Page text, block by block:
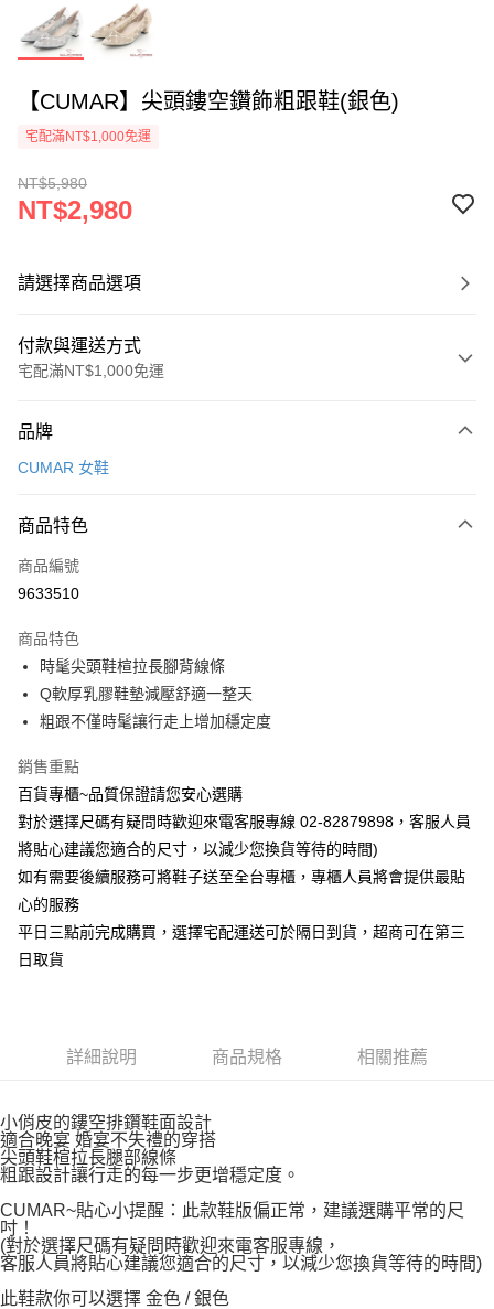
【CUMAR】尖頭鏤空鑽飾粗跟鞋(銀色)
宅配滿NT$1,000免運
NT$5,980
NT$2,980
請選擇商品選項
付款與運送方式
宅配滿NT$1,000免運
信用卡一次付款
Apple Pay
街口支付
宅配
每筆NT$90，滿NT$1,000(含以上)免運費
品牌
CUMAR 女鞋
商品特色
商品編號
9633510
商品特色
時髦尖頭鞋楦拉長腳背線條
Q軟厚乳膠鞋墊減壓舒適一整天
粗跟不僅時髦讓行走上增加穩定度
銷售重點
百貨專櫃~品質保證請您安心選購
對於選擇尺碼有疑問時歡迎來電客服專線 02-82879898，客服人員
將貼心建議您適合的尺寸，以減少您換貨等待的時間)
如有需要後續服務可將鞋子送至全台專櫃，專櫃人員將會提供最貼
心的服務
平日三點前完成購買，選擇宅配運送可於隔日到貨，超商可在第三
日取貨
詳細說明 商品規格 相關推薦
小俏皮的鏤空排鑽鞋面設計
適合晚宴 婚宴不失禮的穿搭
尖頭鞋楦拉長腿部線條
粗跟設計讓行走的每一步更增穩定度。
CUMAR~貼心小提醒：此款鞋版偏正常，建議選購平常的尺
吋！
(對於選擇尺碼有疑問時歡迎來電客服專線，
客服人員將貼心建議您適合的尺寸，以減少您換貨等待的時間)
此鞋款你可以選擇 金色 / 銀色